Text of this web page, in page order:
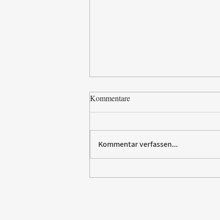
Kommentare
Kommentar verfassen...